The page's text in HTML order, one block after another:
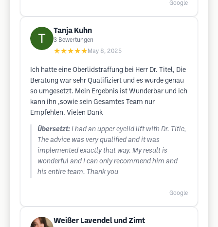
Google
Tanja Kuhn
3 Bewertungen
★★★★★ May 8, 2025
Ich hatte eine Oberlidstraffung bei Herr Dr. Titel, Die
Beratung war sehr Qualifiziert und es wurde genau
so umgesetzt. Mein Ergebnis ist Wunderbar und ich
kann ihn ,sowie sein Gesamtes Team nur
Empfehlen. Vielen Dank
Übersetzt: I had an upper eyelid lift with Dr. Title,
The advice was very qualified and it was
implemented exactly that way. My result is
wonderful and I can only recommend him and
his entire team. Thank you
Google
Weißer Lavendel und Zimt